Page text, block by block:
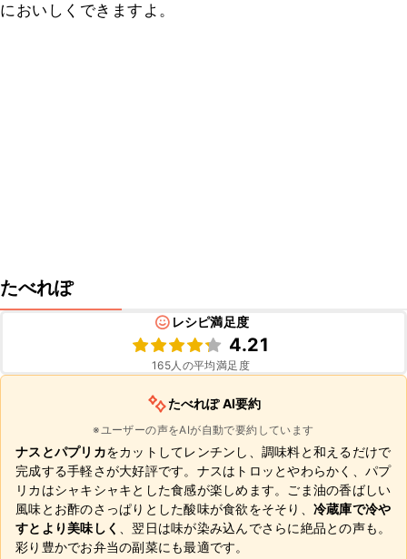
においしくできますよ。
たべれぽ
レシピ満足度
4.21
165人の平均満足度
たべれぽ AI要約
※ユーザーの声をAIが自動で要約しています
ナスとパプリカをカットしてレンチンし、調味料と和えるだけで
完成する手軽さが大好評です。ナスはトロッとやわらかく、パプ
リカはシャキシャキとした食感が楽しめます。ごま油の香ばしい
風味とお酢のさっぱりとした酸味が食欲をそそり、 冷蔵庫で冷や
すとより美味しく
、翌日は味が染み込んでさらに絶品との声も。
彩り豊かでお弁当の副菜にも最適です。